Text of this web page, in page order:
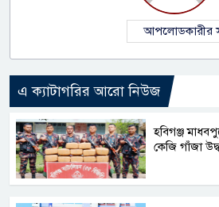
আপলোডকারীর
এ ক্যাটাগরির আরো নিউজ
হবিগঞ্জ
কেজি গাঁজা